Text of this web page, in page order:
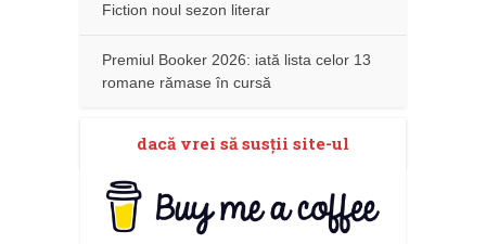
Fiction noul sezon literar
Premiul Booker 2026: iată lista celor 13
romane rămase în cursă
dacă vrei să susţii site-ul